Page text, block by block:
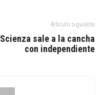
Artículo siguiente
Scienza sale a la cancha
con independiente